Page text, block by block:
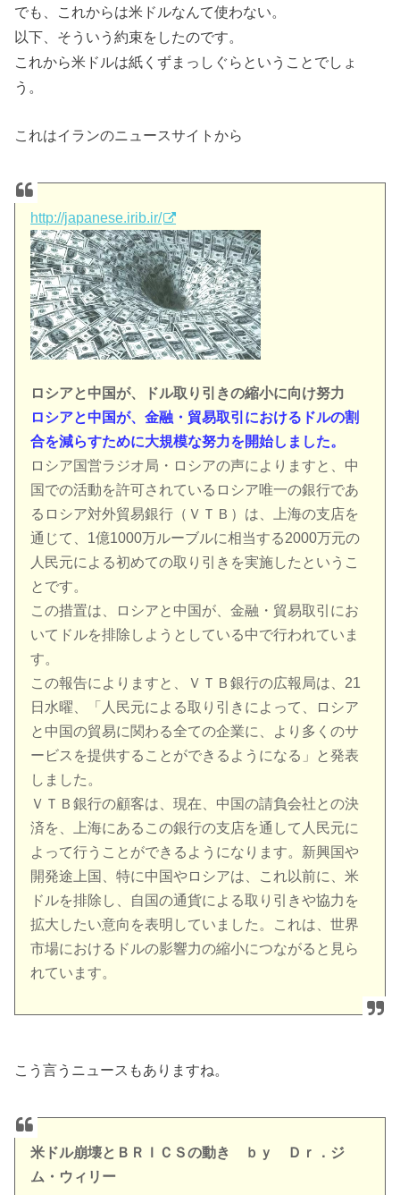
でも、これからは米ドルなんて使わない。
以下、そういう約束をしたのです。
これから米ドルは紙くずまっしぐらということでしょ
う。
これはイランのニュースサイトから
http://japanese.irib.ir/
ロシアと中国が、ドル取り引きの縮小に向け努力
ロシアと中国が、金融・貿易取引におけるドルの割
合を減らすために大規模な努力を開始しました。
ロシア国営ラジオ局・ロシアの声によりますと、中
国での活動を許可されているロシア唯一の銀行であ
るロシア対外貿易銀行（ＶＴＢ）は、上海の支店を
通じて、1億1000万ルーブルに相当する2000万元の
人民元による初めての取り引きを実施したというこ
とです。
この措置は、ロシアと中国が、金融・貿易取引にお
いてドルを排除しようとしている中で行われていま
す。
この報告によりますと、ＶＴＢ銀行の広報局は、21
日水曜、「人民元による取り引きによって、ロシア
と中国の貿易に関わる全ての企業に、より多くのサ
ービスを提供することができるようになる」と発表
しました。
ＶＴＢ銀行の顧客は、現在、中国の請負会社との決
済を、上海にあるこの銀行の支店を通して人民元に
よって行うことができるようになります。新興国や
開発途上国、特に中国やロシアは、これ以前に、米
ドルを排除し、自国の通貨による取り引きや協力を
拡大したい意向を表明していました。これは、世界
市場におけるドルの影響力の縮小につながると見ら
れています。
こう言うニュースもありますね。
米ドル崩壊とＢＲＩＣＳの動き ｂｙ Ｄｒ．ジ
ム・ウィリー